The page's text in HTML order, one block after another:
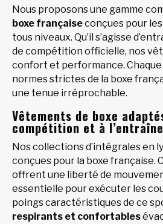
Nous proposons une gamme
boxe françaiseconçues pour les
tous niveaux. Qu’il s’agisse
de compétition officielle, nos
confort et performance.
normes strictes de la boxe
une tenue irréprochable.
Vêtements de boxe
compétition et à
Nos collections d’intégrales en
conçues pour la boxe française.
offrent une liberté de
essentielle pour exécuter les
poings caractéristiques de ce
respirants et confortables